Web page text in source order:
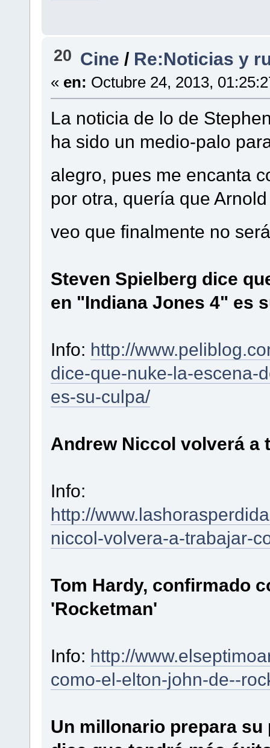
20 Cine/ Re:Noticias y
« en: Octubre 24, 2013,
La noticia de lo de
ha sido un medio-palo
alegro, pues me encanta
por otra, quería que
veo que finalmente no
Steven Spielberg dice
en "Indiana Jones 4" es
Info: http://
dice-que-nuke-la-escena-
es-su-culpa/
Andrew Niccol volverá a
Info:
http://
niccol-volvera-a-trabajar-
Tom Hardy, confirmado
'Rocketman'
Info: http://
como-el-elton-john-de--
Un millonario prepara